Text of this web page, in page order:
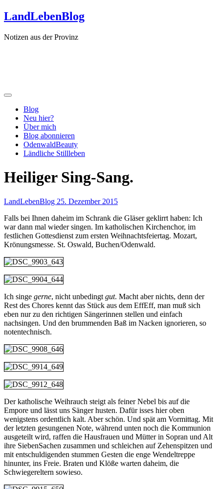
Zum
Inhalt
LandLebenBlog
Notizen aus der Provinz
Blog
Neu hier?
Über mich
Blog abonnieren
OdenwaldBeauty
Ländliche Stillleben
Heiliger Sing-Sang.
LandLebenBlog 25. Dezember 2015
Falls bei Ihnen daheim im Schrank die Gläser geklirrt haben: Ich
war dann mal wieder singen. Im katholischen Kirchenchor, im
festlichen Gottesdienst zum ersten Weihnachtsfeiertag. Mozart,
Krönungsmesse. St. Oswald, Buchen/Odenwald.
Ich singe gerne, nicht unbedingt gut. Macht aber nichts, denn der
Rest des Chores kennt das Stück aus dem EffEff, man muß sich
eben nur zu den richtigen Sängerinnen stellen und einfach
nachsingen. Und den brummenden Baß im Nacken ignorieren, so
notentechnisch.
Der katholische Weihrauch steigt als feiner Nebel bis auf die
Empore und lässt uns Sänger husten. Dafür isses hier oben
wenigstens ordentlich kalt. Aber schön. Und spät am Vormittag. Mit
der letzten gesungenen Note, während unten noch die Kommunion
ausgeteilt wird, raffen die Hausfrauen und Mütter in Sopran und Alt
ihre SiebenSachen zusammen und schleichen auf Zehenspitzen und
mit entschuldigenden stummen Gesten die enge Wendeltreppe
hinunter, ins Freie. Braten und Klöße warten daheim, die
Schwiegereltern sowieso.